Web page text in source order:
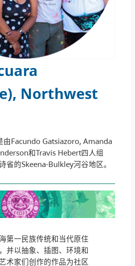
Northwest
由Facundo Gatsiazoro, Amanda
和Travis Hebert四人组
省的Skeena-Bulkley河谷地区。
第一民族传统和当代原住
并以抽象、插图、环境和
术家们创作的作品为社区